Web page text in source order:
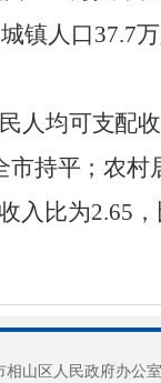
镇人口37.7
人均可支配
市持平；农
入比为2.65
相山区人民政府办